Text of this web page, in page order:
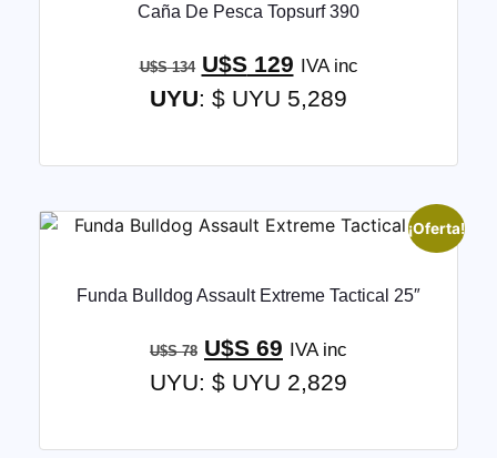
Caña De Pesca Topsurf 390
U$S134 U$S129 IVA inc
UYU: $ UYU 5,289
¡Oferta!
Funda Bulldog Assault Extreme Tactical 25″
U$S78 U$S 69 IVA inc
UYU: $ UYU 2,829